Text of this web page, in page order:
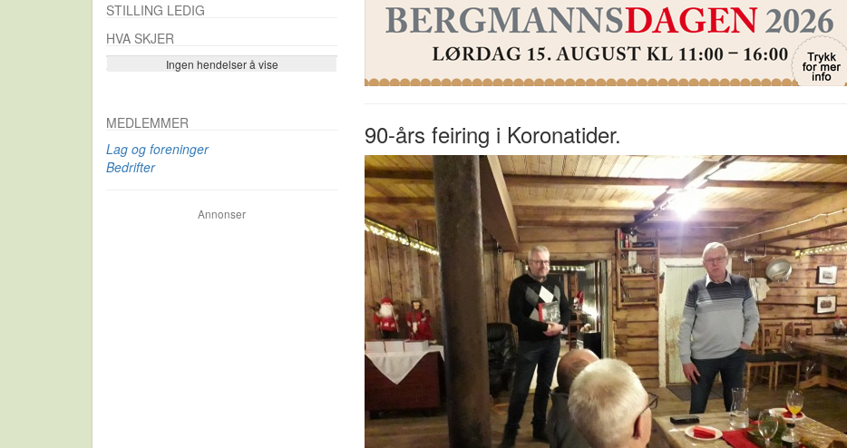
90-års feiring i Koronatider.
STILLING LEDIG
HVA SKJER
Ingen hendelser å vise
Se flere…
MEDLEMMER
Lag og foreninger
Bedrifter
Annonser